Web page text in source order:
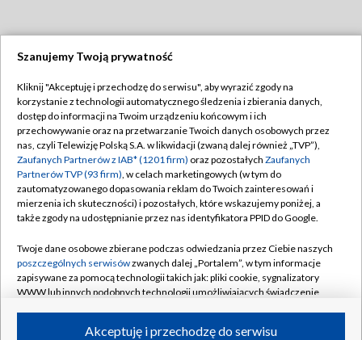
TVP
Abonament TVP
Emisja w TVP
Centrum informacji TVP
Naziemna Telewizja Cyfrowa
Rada Programowa
System NOS
Informacje o nadawcy
Regulamin TVP
Polityka prywatności
Moje zgody
Pomoc
Kontakt
Kanały
Szanujemy Twoją prywatność
Kliknij "Akceptuję i przechodzę do serwisu", aby wyrazić zgody na
korzystanie z technologii automatycznego śledzenia i zbierania danych,
dostęp do informacji na Twoim urządzeniu końcowym i ich
przechowywanie oraz na przetwarzanie Twoich danych osobowych przez
nas, czyli Telewizję Polską S.A. w likwidacji (zwaną dalej również „TVP”),
Zaufanych Partnerów z IAB* (1201 firm) oraz pozostałych Zaufanych
Partnerów TVP (93 firm), w celach marketingowych (w tym do
zautomatyzowanego dopasowania reklam do Twoich zainteresowań i
mierzenia ich skuteczności) i pozostałych, które wskazujemy poniżej, a
także zgody na udostępnianie przez nas identyfikatora PPID do Google.
Twoje dane osobowe zbierane podczas odwiedzania przez Ciebie naszych
poszczególnych serwisówzwanych dalej „Portalem”, w tym informacje
zapisywane za pomocą technologii takich jak: pliki cookie, sygnalizatory
WWW lub innych podobnych technologii umożliwiających świadczenie
ruchu w Internecie.Akceptuję i przechodzę do serwisu